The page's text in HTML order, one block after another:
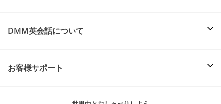
DMM英会話について
お客様サポート